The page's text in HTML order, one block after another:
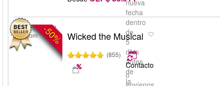
nueva
fecha
dentro
de
5
días
antes
de
la
-50%
London, United
Kingdom
Wicked the Musical
(855)
Contacto
o